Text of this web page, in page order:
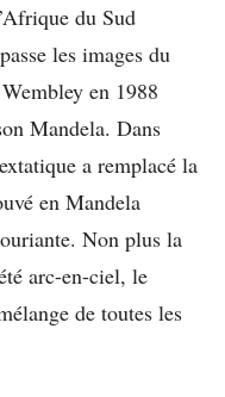
du Sud
les images du
en 1988
Mandela. Dans
a remplacé la
en Mandela
Non plus la
arc-en-ciel, le
de toutes les